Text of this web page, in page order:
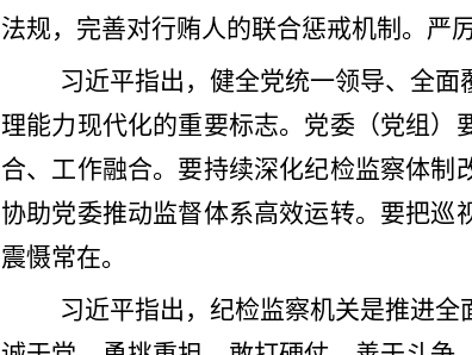
法规，完善对行贿人的联合惩戒机制。严
习近平指出，健全党统一领导、全
理能力现代化的重要标志。党委（党组）
合、工作融合。要持续深化纪检监察体制
协助党委推动监督体系高效运转。要把巡
震慑常在。
习近平指出，纪检监察机关是推进